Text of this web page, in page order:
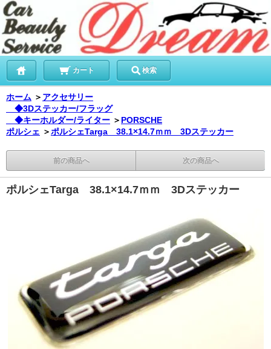
カート 検索
ホーム ＞ アクセサリー
◆3Dステッカー/フラッグ
◆キーホルダー/ライター ＞ PORSCHE
ポルシェ ＞ポルシェTarga 38.1×14.7ｍｍ 3Dステッカー
前の商品へ 次の商品へ
ポルシェTarga 38.1×14.7ｍｍ 3Dステッカー